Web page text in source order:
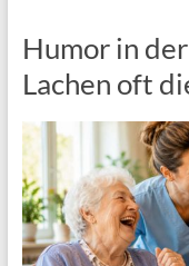
Humor in
Lachen oft